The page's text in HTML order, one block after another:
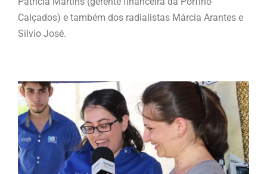
Calçados) e também dos radialistas Márcia Arantes e
Silvio José.